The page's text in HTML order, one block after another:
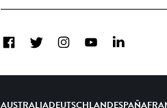
FacebookTwitterInstagramYouTubeLinkedIn
AUSTRALIADEUTSCHLANDESPAÑA